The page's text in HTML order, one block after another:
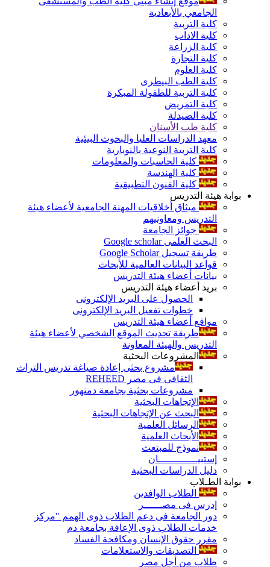
الجامعي بالأبعادية
كلية التربية
كلية الاداب
كلية الزراعة
كلية التجارة
كلية العلوم
كلية الطب البيطرى
كلية التربية للطفولة المبكرة
كلية التمريض
كلية الصيدلة
كلية طب الأسنان
معهد الدراسات العليا والبحوث البيئية
كلية التربية النوعية بالنوبارية
كلية الحاسبات والمعلومات
كلية الهندسة
كلية الفنون التطبيقية
بوابة هيئة التدريس
ميثاق أخلاقيات المهنة الجامعية لأعضاء هيئة
التدريس ومعاونيهم
جوائز الجامعة
البحث العلمى Google scholar
طريقة تسجيل Google Scholar
قواعد البيانات العالمية للأبحاث
بيانات أعضاء هيئة التدريس
بريد أعضاء هيئة التدريس
الحصول على البريد الإلكترونى
خطوات تفعيل البريد الإلكترونى
مواقع أعضاء هيئة التدريس
طريقة تحديث الموقع الشخصي لأعضاء هيئة
التدريس والهيئة المعاونة
المشروعات البحثية
مشروع بحثى إعادة صياغة تدريس التراث
الثقافى فى مصر REHEED
مشروعات بحثية بجامعة دمنهور
الإتجاهات البحثية
البحث عن الإتجاهات البحثية
الرسائل العلمية
الأبحاث العلمية
نموذج للمبتعث
إستبيـــــــــــــان
دليل الدراسات البحثية
بوابة الطـلاب
الطلاب الوافدين
إدرس فى مصــــــر
دور الجامعة فى دعم الطلاب ذوى الهمم "مركز
خدمات الطلاب ذوى الإعاقة بجامعة دم
مقرر حقوق الإنسان ومكافحة الفساد
التصديقات والاستعلامات
طلاب من أجل مصر